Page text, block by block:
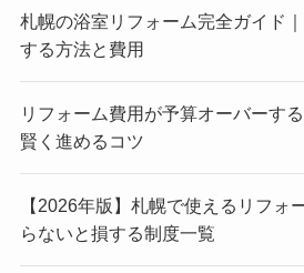
札幌の浴室リフォーム完全ガイド
する方法と費用
リフォーム費用が予算オーバーす
賢く進めるコツ
【2026年版】札幌で使えるリフォ
らないと損する制度一覧